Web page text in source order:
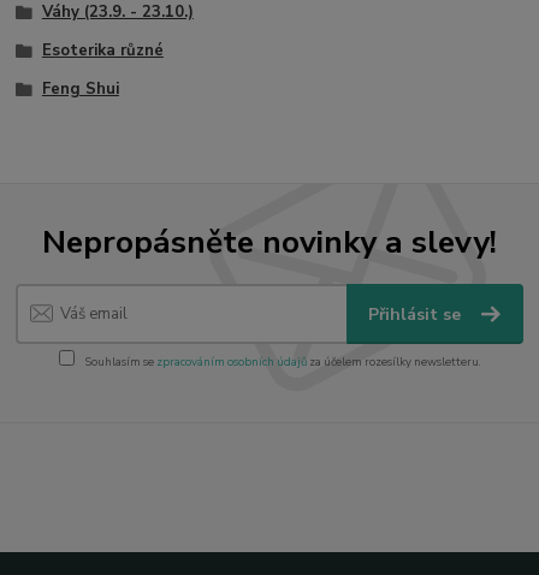
Váhy (23.9. - 23.10.)
Esoterika různé
Feng Shui
Nepropásněte novinky a slevy!
Přihlásit se
Souhlasím se zpracováním osobních údajůza účelem rozesílky newsletteru.